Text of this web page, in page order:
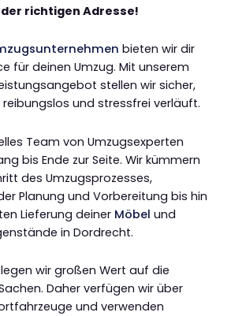
richtigen Adresse!
bieten wir dir
für deinen Umzug. Mit unserem
stellen wir sicher,
und stressfrei verläuft.
Team von Umzugsexperten
bis Ende zur Seite. Wir kümmern
des Umzugsprozesses,
Planung und Vorbereitung bis hin
Lieferung deiner Möbel und
in Dordrecht.
wir großen Wert auf die
Daher verfügen wir über
und verwenden